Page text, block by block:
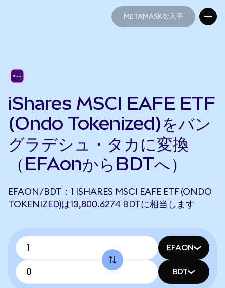
METAMASKを入手
iShares MSCI EAFE ETF
(Ondo Tokenized)をバン
グラデシュ・タカに変換
（EFAonからBDTへ）
EFAON/BDT：1 ISHARES MSCI EAFE ETF (ONDO
TOKENIZED)は13,800.6274 BDTに相当します
EFAON
BDT